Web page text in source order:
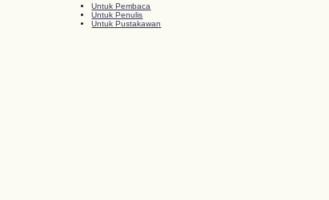
Untuk Pembaca
Untuk Penulis
Untuk Pustakawan